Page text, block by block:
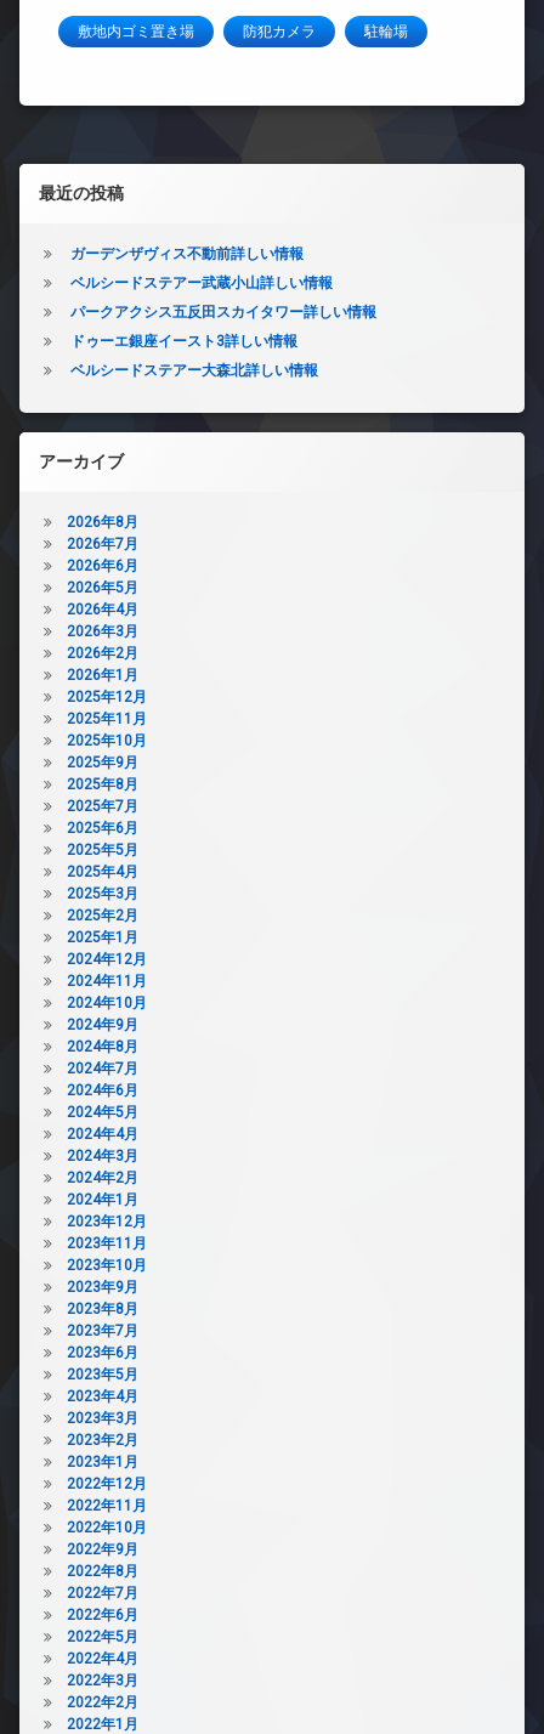
敷地内ゴミ置き場 防犯カメラ 駐輪場
左サイドバー
最近の投稿
ガーデンザヴィス不動前詳しい情報
ベルシードステアー武蔵小山詳しい情報
パークアクシス五反田スカイタワー詳しい情報
ドゥーエ銀座イースト3詳しい情報
ベルシードステアー大森北詳しい情報
アーカイブ
2026年8月
2026年7月
2026年6月
2026年5月
2026年4月
2026年3月
2026年2月
2026年1月
2025年12月
2025年11月
2025年10月
2025年9月
2025年8月
2025年7月
2025年6月
2025年5月
2025年4月
2025年3月
2025年2月
2025年1月
2024年12月
2024年11月
2024年10月
2024年9月
2024年8月
2024年7月
2024年6月
2024年5月
2024年4月
2024年3月
2024年2月
2024年1月
2023年12月
2023年11月
2023年10月
2023年9月
2023年8月
2023年7月
2023年6月
2023年5月
2023年4月
2023年3月
2023年2月
2023年1月
2022年12月
2022年11月
2022年10月
2022年9月
2022年8月
2022年7月
2022年6月
2022年5月
2022年4月
2022年3月
2022年2月
2022年1月